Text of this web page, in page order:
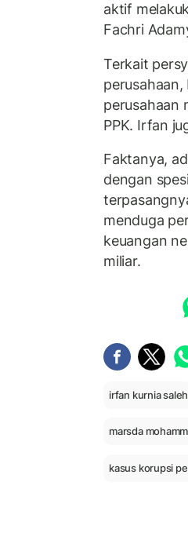
aktif
Fachri
Terkait
perusahaan
PPK. Irfan
Faktanya,
dengan
menduga
keuangan
miliar.
irfan kurnia saleh
marsda
kasus korupsi